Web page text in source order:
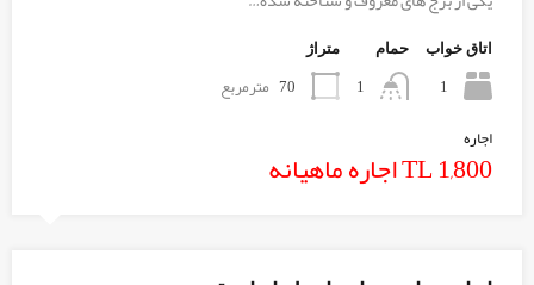
اتاق خواب
1
حمام
1
متراژ
70 مترمربع
اجاره
TL 1,800 اجاره ماهیانه